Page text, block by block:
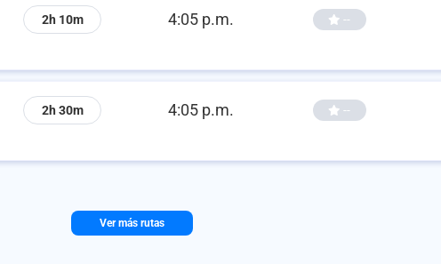
2h 10m 4:05 p.m. --
2h 30m 4:05 p.m. --
Ver más rutas